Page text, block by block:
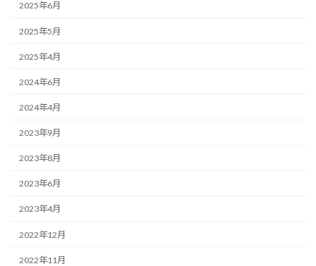
2025年6月
2025年5月
2025年4月
2024年6月
2024年4月
2023年9月
2023年8月
2023年6月
2023年4月
2022年12月
2022年11月